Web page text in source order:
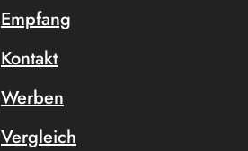
Empfang
Kontakt
Werben
Vergleich